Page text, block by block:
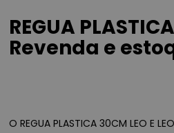
REGUA
Revenda e
O REGUA PLASTICA 30CM LEO